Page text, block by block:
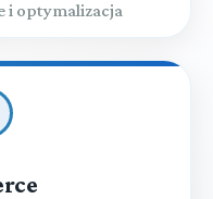
i optymalizacja